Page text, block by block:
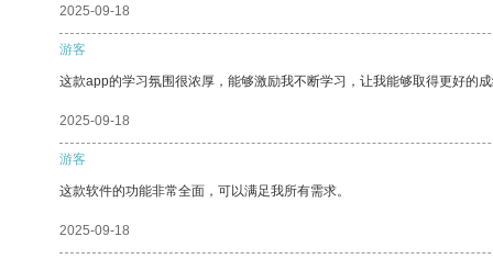
2025-09-18
游客
这款app的学习氛围很浓厚，能够激励我不断学习，让我能够取得更好的
2025-09-18
游客
这款软件的功能非常全面，可以满足我所有需求。
2025-09-18